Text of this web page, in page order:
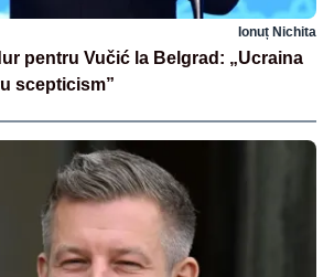
Ionuț Nichita
pentru Vučić la Belgrad: „Ucraina
scepticism”